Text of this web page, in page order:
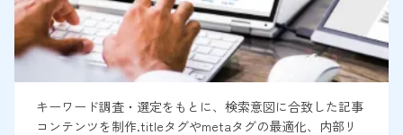
キーワード調査・選定をもとに、検索意図に合致した記事
コンテンツを制作.titleタグやmetaタグの最適化、内部リ